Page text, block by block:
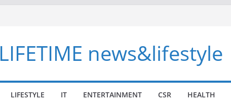
LIFETIME news&lifestyle
LIFESTYLE IT ENTERTAINMENT CSR HEALTH